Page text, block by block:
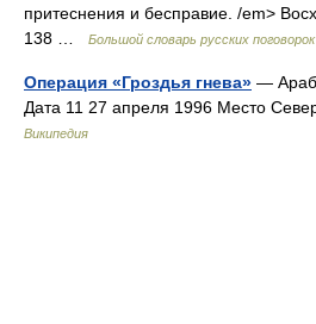
притеснения и бесправие. /em>
138 …
Большой словарь русских поговорок
Операция «Гроздья гнева» —
Дата 11 27 апреля 1996 Место
Википедия